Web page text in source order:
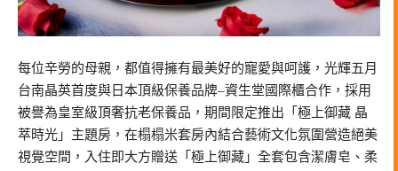
每位辛勞的母親，都值得擁有最美好的寵愛與呵護，光輝五月
台南晶英首度與日本頂級保養品牌–資生堂國際櫃合作，採用
被譽為皇室級頂奢抗老保養品，期間限定推出「極上御藏 晶
萃時光」主題房，在榻榻米套房內結合藝術文化氛圍營造絕美
視覺空間，入住即大方贈送「極上御藏」全套包含潔膚皂、柔